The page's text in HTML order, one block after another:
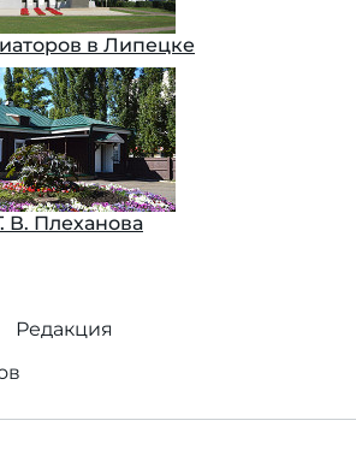
в Липецке
В. Плеханова
Редакция